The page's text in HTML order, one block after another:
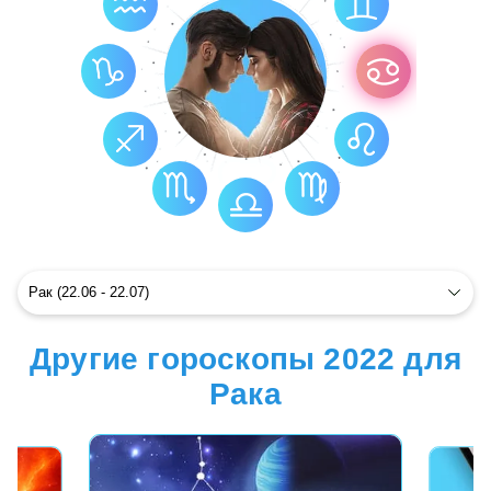
Другие гороскопы 2022 для
Рака